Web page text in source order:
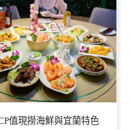
值現撈海鮮與宜蘭特色